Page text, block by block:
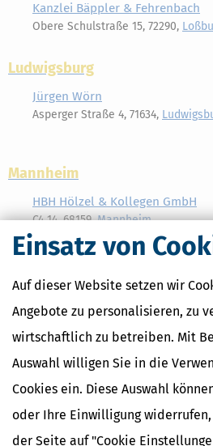
Einsatz von
Auf dieser Website setzen wir
Angebote zu personalisieren, zu
wirtschaftlich zu betreiben. Mit
Auswahl willigen Sie in die
Cookies ein. Diese Auswahl
oder Ihre Einwilligung
der Seite auf "Cookie
Kanzlei Bäppler & Fehrenbach
Obere Schulstraße 15, 72290,
Ludwigsburg
Jürgen Wörn
Asperger Straße 4, 71634,
Mannheim
HBH Hölzel & Kollegen GmbH
C4 14, 68159,Mannheim
Meckesheim
Dipl.-VW Friedbert Klingmann
Zuzenhäuser Straße 39, 74909,
Hauptstraße 40, 72469,Meßstetten
Mönsheim